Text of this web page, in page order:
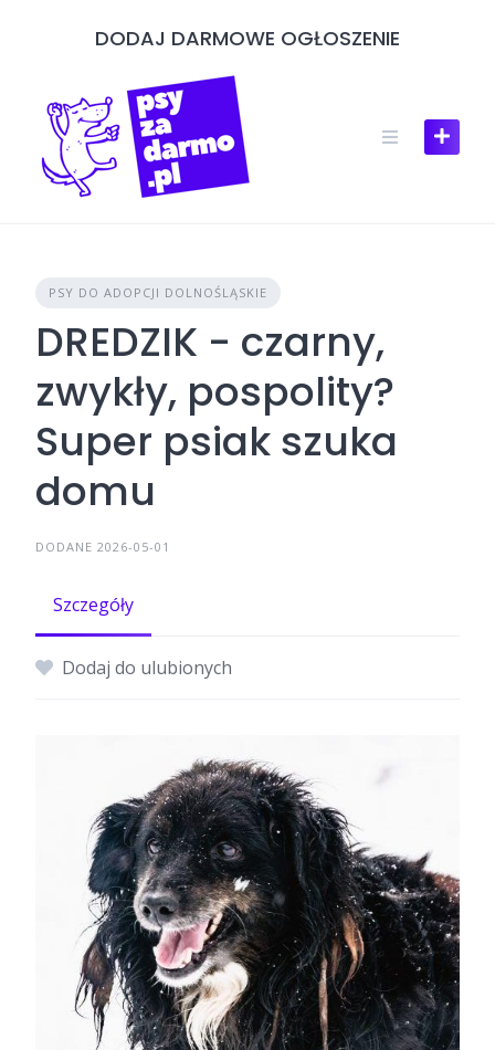
DODAJ DARMOWE OGŁOSZENIE
PSY DO ADOPCJI DOLNOŚLĄSKIE
DREDZIK - czarny,
zwykły, pospolity?
Super psiak szuka
domu
DODANE 2026-05-01
Szczegóły
Dodaj do ulubionych